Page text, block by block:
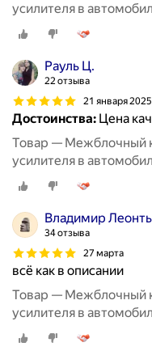
усилителя в
Lite 4RCA 5M
Рауль Ц.
22 отзыва
21 января 2025
Достоинства: Цена
Товар — Межблочный
усилителя в
Lite 4RCA 5M
Владимир
34 отзыва
27 марта
всё как в описании
Товар — Межблочный
усилителя в
Lite 4RCA 5M